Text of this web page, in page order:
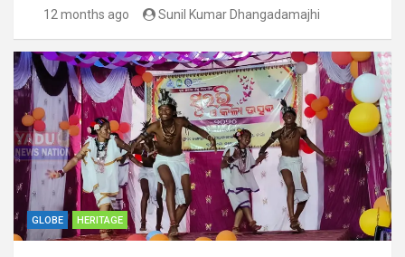
12 months ago Sunil Kumar Dhangadamajhi
GLOBE HERITAGE